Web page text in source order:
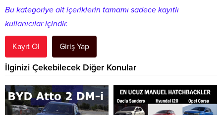
Bu kategoriye ait içeriklerin tamamı sadece kayıtlı
kullanıcılar içindir.
Kayıt Ol Giriş Yap
İlginizi Çekebilecek Diğer Konular